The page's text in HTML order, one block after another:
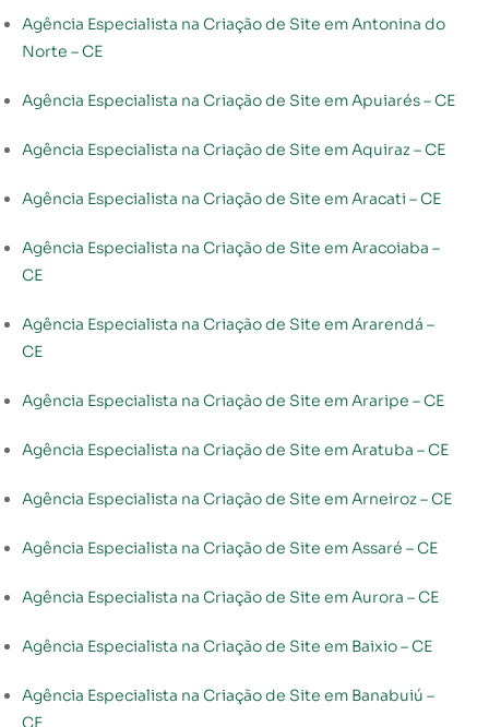
Agência Especialista na Criação de Site em Antonina do
Norte – CE
Agência Especialista na Criação de Site em Apuiarés – CE
Agência Especialista na Criação de Site em Aquiraz – CE
Agência Especialista na Criação de Site em Aracati – CE
Agência Especialista na Criação de Site em Aracoiaba –
CE
Agência Especialista na Criação de Site em Ararendá –
CE
Agência Especialista na Criação de Site em Araripe – CE
Agência Especialista na Criação de Site em Aratuba – CE
Agência Especialista na Criação de Site em Arneiroz – CE
Agência Especialista na Criação de Site em Assaré – CE
Agência Especialista na Criação de Site em Aurora – CE
Agência Especialista na Criação de Site em Baixio – CE
Agência Especialista na Criação de Site em Banabuiú –
CE